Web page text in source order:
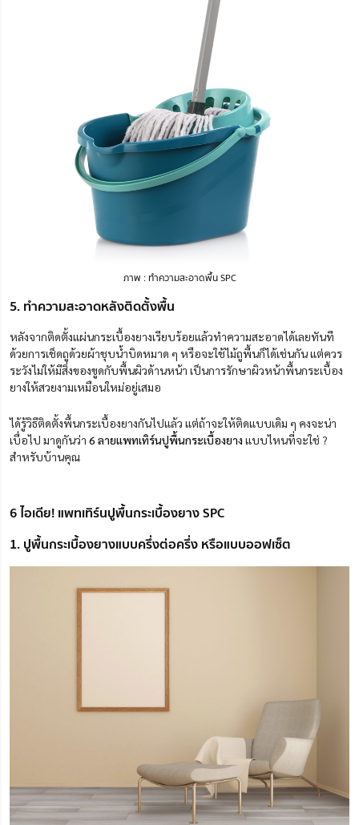
ภาพ : ทำความสะอาดพื้น SPC
5. ทำความสะอาดหลังติดตั้งพื้น
หลังจากติดตั้งแผ่นกระเบื้องยางเรียบร้อยแล้วทำความสะอาดได้เลยทันที
ด้วยการเช็ดถูด้วยผ้าชุบน้ำบิดหมาด ๆ หรือจะใช้ไม้ถูพื้นก็ได้เช่นกัน แต่ควร
ระวังไม่ให้มีสิ่งของขูดกับพื้นผิวด้านหน้า เป็นการรักษาผิวหน้าพื้นกระเบื้อง
ยางให้สวยงามเหมือนใหม่อยู่เสมอ
ได้รู้วิธีติดตั้งพื้นกระเบื้องยางกันไปแล้ว แต่ถ้าจะให้ติดแบบเดิม ๆ คงจะน่า
เบื่อไป มาดูกันว่า 6 ลายแพทเทิร์นปูพื้นกระเบื้องยาง แบบไหนที่จะใช่ ?
สำหรับบ้านคุณ
6 ไอเดีย! แพทเทิร์นปูพื้นกระเบื้องยาง SPC
1. ปูพื้นกระเบื้องยางแบบครึ่งต่อครึ่ง หรือแบบออฟเซ็ต